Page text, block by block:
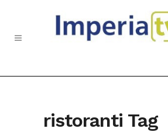
ristoranti Tag